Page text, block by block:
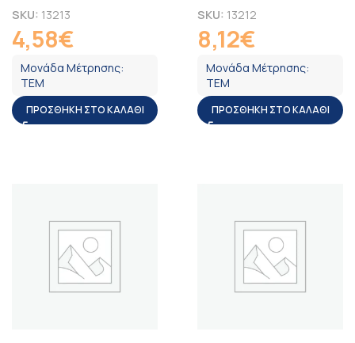
SKU: 13213
4,58€
Μονάδα Μέτρησης:
ΤΕΜ
ΠΡΟΣΘΉΚΗ ΣΤΟ ΚΑΛΆΘΙ
SKU: 13212
8,12€
Μονάδα Μέτρησης:
ΤΕΜ
ΠΡΟΣΘΉΚΗ ΣΤΟ ΚΑΛΆΘΙ